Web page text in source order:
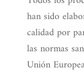
han sido
calidad por
las normas
Unión